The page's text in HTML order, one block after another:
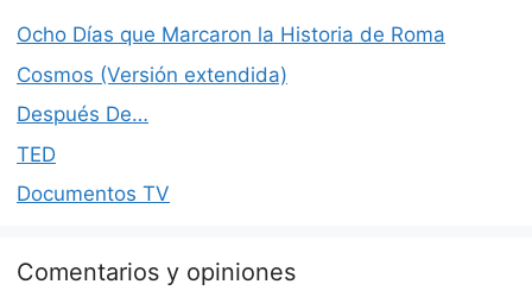
Ocho Días que Marcaron la Historia de Roma
Cosmos (Versión extendida)
Después De…
TED
Documentos TV
Comentarios y opiniones